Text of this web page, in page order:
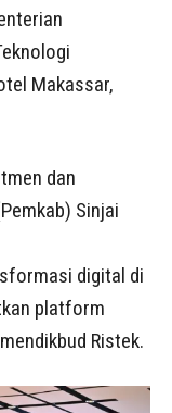
Makassar,
dan
Sinjai
digital di
platform
Ristek.